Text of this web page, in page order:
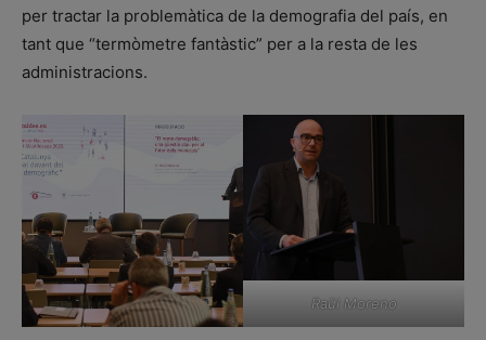
per tractar la problemàtica de la demografia del país, en
tant que “termòmetre fantàstic” per a la resta de les
administracions.
Raül Moreno